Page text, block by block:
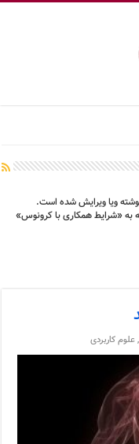
ویا ویرایش شده است.
به «شرایط همکاری با کرونوس»
,علوم کاربردی